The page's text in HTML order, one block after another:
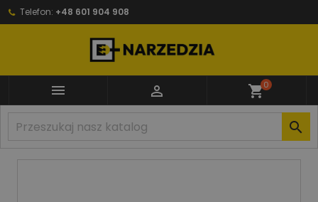
Telefon: +48 601 904 908
  shopping_cart0
